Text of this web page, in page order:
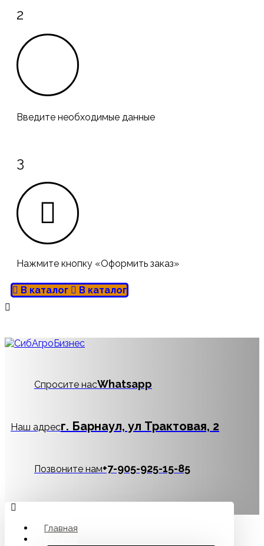
2
Введите необходимые данные
3
Нажмите кнопку «Оформить заказ»
В каталог В каталог
Спросите насWhatsapp
Наш адресг. Барнаул, ул Трактовая, 2
Позвоните нам‪+7-905-925-15-85
Главная